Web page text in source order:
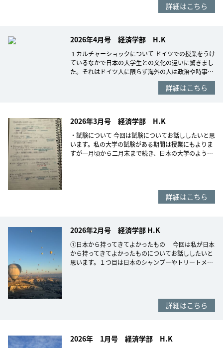
詳細はこちら
2026年4月号 経済学部 H.K
１カルチャーショックについて ドイツでの授業をうけ
ているなかで日本の大学生との文化の違いに驚きまし
た。それはドイツ人に限らず海外の人は政治や時事…
詳細はこちら
2026年3月号 経済学部 H.K
・試験について 今回は試験についてお話ししたいと思
います。私の大学の試験がある期間は授業にもよりま
すが一月頃から二月末まで続き、日本の大学のよう…
詳細はこちら
2026年2月号 経済学部 H.K
①日本から持ってきてよかったもの 今回は私が日本
から持ってきてよかったものについてお話ししたいと
思います。１つ目は日本のシャンプーやトリートメ…
詳細はこちら
2026年 1月号 経済学部 H.K